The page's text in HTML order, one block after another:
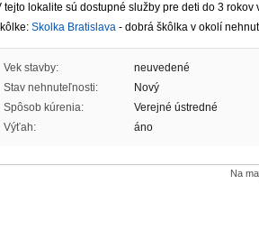
tejto lokalite sú dostupné služby pre deti do 3 rokov
Skolka Bratislava - dobrá škôlka v okolí
Vek stavby:
neuvedené
Stav nehnuteľnosti:
Nový
Spôsob kúrenia:
Verejné ústredné
Výťah:
áno
Na